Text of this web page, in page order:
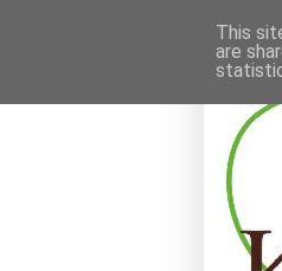
This
are